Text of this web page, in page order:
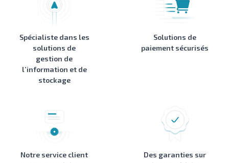
Spécialiste dans les
solutions de
gestion de
l’information et de
stockage
Solutions de
paiement sécurisés
Notre service client
Des garanties sur